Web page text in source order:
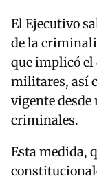
El Ejecutivo
de la
que implicó el
militares, así
vigente desde
criminales.
Esta medida,